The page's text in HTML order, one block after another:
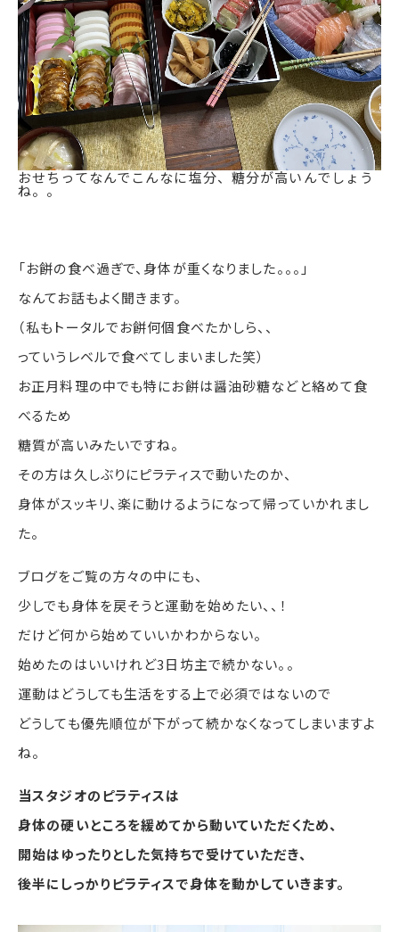
おせちってなんでこんなに塩分、糖分が高いんでしょう
ね。。
「お餅の食べ過ぎで、身体が重くなりました。。。」
なんてお話もよく聞きます。
（私もトータルでお餅何個食べたかしら、、
っていうレベルで食べてしまいました笑）
お正月料理の中でも特にお餅は醤油砂糖などと絡めて食
べるため
糖質が高いみたいですね。
その方は久しぶりにピラティスで動いたのか、
身体がスッキリ、楽に動けるようになって帰っていかれまし
た。
ブログをご覧の方々の中にも、
少しでも身体を戻そうと運動を始めたい、、！
だけど何から始めていいかわからない。
始めたのはいいけれど3日坊主で続かない。。
運動はどうしても生活をする上で必須ではないので
どうしても優先順位が下がって続かなくなってしまいますよ
ね。
当スタジオのピラティスは
身体の硬いところを緩めてから動いていただくため、
開始はゆったりとした気持ちで受けていただき、
後半にしっかりピラティスで身体を動かしていきます。